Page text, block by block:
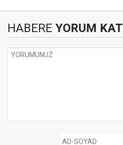
HABERE YORUM KAT